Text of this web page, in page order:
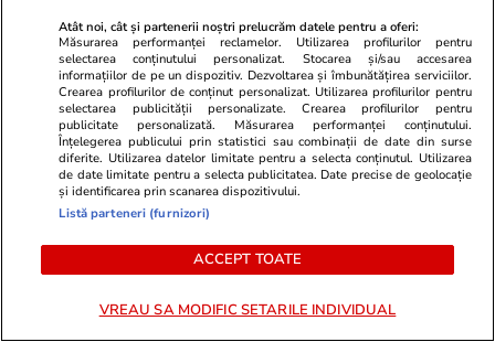
GSP.ro
Marea rivală a Simonei Halep, de
nerecunoscut pe plajele din
Grecia
GSP.ro
Ce s-a
Mircea
Atât noi, cât și partenerii noștri prelucrăm datele pentru a oferi:
Măsurarea performanței reclamelor. Utilizarea profilurilor pentru
selectarea conținutului personalizat. Stocarea și/sau accesarea
informațiilor de pe un dispozitiv. Dezvoltarea și îmbunătățirea serviciilor.
Crearea profilurilor de conținut personalizat. Utilizarea profilurilor pentru
selectarea publicității personalizate. Crearea profilurilor pentru
publicitate personalizată. Măsurarea performanței conținutului.
Înțelegerea publicului prin statistici sau combinații de date din surse
diferite. Utilizarea datelor limitate pentru a selecta conținutul. Utilizarea
de date limitate pentru a selecta publicitatea. Date precise de geolocație
și identificarea prin scanarea dispozitivului.
Listă parteneri (furnizori)
ACCEPT TOATE
VREAU SA MODIFIC SETARILE INDIVIDUAL